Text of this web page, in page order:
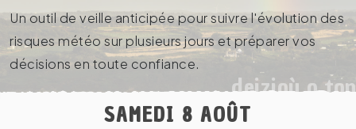
Un outil de veille anticipée pour suivre l'évolution des
risques météo sur plusieurs jours et préparer vos
décisions en toute confiance.
deizioù o
SAMEDI 8 AOÛT